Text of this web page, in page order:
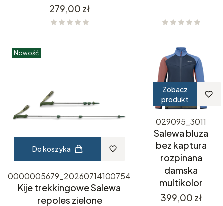
Cena
279,00 zł
Nowość
Do koszyka
0000005679_20260714100754
Kije trekkingowe Salewa
repoles zielone
Zobacz
produkt
029095_3011
Salewa bluza
bez kaptura
rozpinana
damska
multikolor
Cena
399,00 zł